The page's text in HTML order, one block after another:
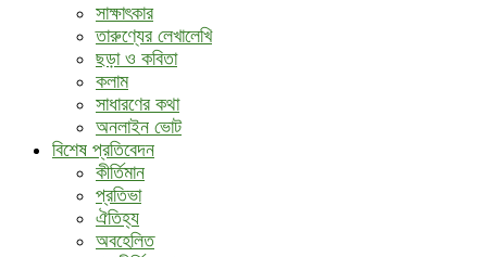
সাক্ষাৎকার
তারুণ্যের লেখালেখি
ছড়া ও কবিতা
কলাম
সাধারণের কথা
অনলাইন ভোট
বিশেষ প্রতিবেদন
কীর্তিমান
প্রতিভা
ঐতিহ্য
অবহেলিত